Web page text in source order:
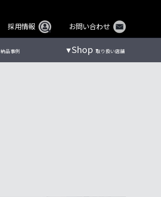
採用情報 お問い合わせ
納品事例 Shop 取り扱い店舗